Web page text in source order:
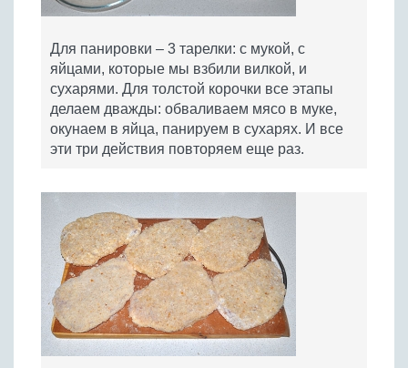
Для панировки – 3 тарелки: с мукой, с
яйцами, которые мы взбили вилкой, и
сухарями. Для толстой корочки все этапы
делаем дважды: обваливаем мясо в муке,
окунаем в яйца, панируем в сухарях. И все
эти три действия повторяем еще раз.